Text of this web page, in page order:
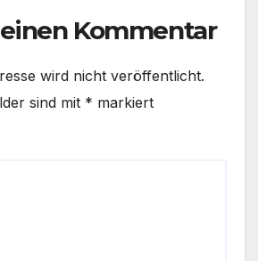
Kommentar
wird nicht veröffentlicht.
sind mit * markiert